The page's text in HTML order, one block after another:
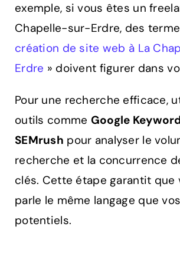
exemple, si vous êtes un
Chapelle-sur-Erdre, des
création de site web à La
Erdre » doivent figurer dans
Pour une recherche efficace,
outils comme Google
SEMrush pour analyser le
recherche et la concurrence
clés. Cette étape garantit que
parle le même langage que
potentiels.